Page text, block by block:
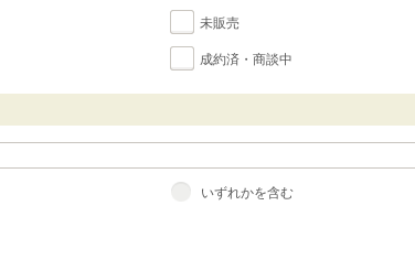
未販売
成約済・商談中
いずれかを含む